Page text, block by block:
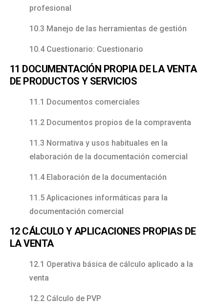
profesional
10.3 Manejo de las herramientas de gestión
10.4 Cuestionario: Cuestionario
11 DOCUMENTACIÓN PROPIA DE LA VENTA
DE PRODUCTOS Y SERVICIOS
11.1 Documentos comerciales
11.2 Documentos propios de la compraventa
11.3 Normativa y usos habituales en la
elaboración de la documentación comercial
11.4 Elaboración de la documentación
11.5 Aplicaciones informáticas para la
documentación comercial
12 CÁLCULO Y APLICACIONES PROPIAS DE
LA VENTA
12.1 Operativa básica de cálculo aplicado a la
venta
12.2 Cálculo de PVP